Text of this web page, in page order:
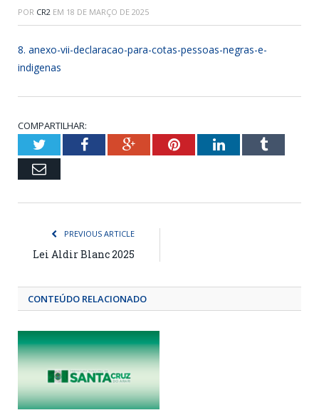
POR CR2 EM 18 DE MARÇO DE 2025
8. anexo-vii-declaracao-para-cotas-pessoas-negras-e-
indigenas
COMPARTILHAR:
TwitterFacebookGoogle+PinterestLinkedInTumblr
Email
PREVIOUS ARTICLE
Lei Aldir Blanc 2025
CONTEÚDO RELACIONADO